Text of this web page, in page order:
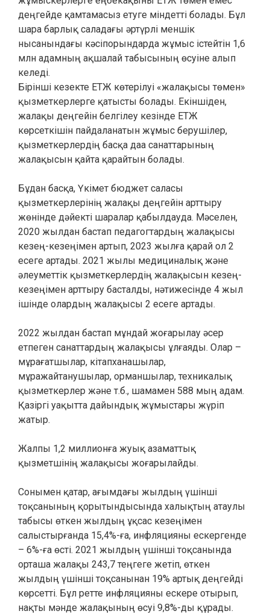
деңгейде қамтамасыз етуге міндетті болады. Бұл
шара барлық саладағы әртүрлі меншік
нысанындағы кәсіпорындарда жұмыс істейтін 1,6
млн адамның ақшалай табысының өсуіне алып
келеді.
Бірінші кезекте ЕТЖ көтерілуі «жалақысы төмен»
қызметкерлерге қатысты болады. Екіншіден,
жалақы деңгейін белгілеу кезінде ЕТЖ
көрсеткішін пайдаланатын жұмыс берушілер,
қызметкерлердің басқа даа санаттарының
жалақысын қайта қарайтын болады.
Бұдан басқа, Үкімет бюджет саласы
қызметкерлерінің жалақы деңгейін арттыру
жөнінде дәйекті шаралар қабылдауда. Мәселен,
2020 жылдан бастап педагогтардың жалақысы
кезең-кезеңімен артып, 2023 жылға қарай ол 2
есеге артады. 2021 жылы медициналық және
әлеуметтік қызметкерлердің жалақысын кезең-
кезеңімен арттыру басталды, нәтижесінде 4 жыл
ішінде олардың жалақысы 2 есеге артады.
2022 жылдан бастап мұндай жоғарылау әсер
етпеген санаттардың жалақысы ұлғаяды. Олар –
мұрағатшылар, кітапханашылар,
мұражайтанушылар, орманшылар, техникалық
қызметкерлер және т.б., шамамен 588 мың адам.
Қазіргі уақытта дайындық жұмыстары жүріп
жатыр.
Жалпы 1,2 миллионға жуық азаматтық
қызметшінің жалақысы жоғарылайды.
Сонымен қатар, ағымдағы жылдың үшінші
тоқсанының қорытындысында халықтың атаулы
табысы өткен жылдың ұқсас кезеңімен
салыстырғанда 15,4%-ға, инфляцияны ескергенде
– 6%-ға өсті. 2021 жылдың үшінші тоқсанында
орташа жалақы 243,7 теңгеге жетіп, өткен
жылдың үшінші тоқсанынан 19% артық деңгейді
көрсетті. Бұл ретте инфляцияны ескере отырып,
нақты мәнде жалақының өсуі 9,8%-ды құрады.